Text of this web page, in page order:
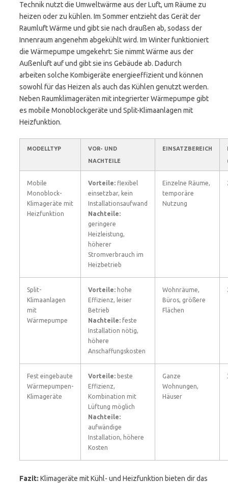
Technik nutzt die Umweltwärme aus der Luft, um Räume zu
heizen oder zu kühlen. Im Sommer entzieht das Gerät der
Raumluft Wärme und gibt sie nach draußen ab, sodass der
Innenraum angenehm abgekühlt wird. Im Winter funktioniert
die Wärmepumpe umgekehrt: Sie nimmt Wärme aus der
Außenluft auf und gibt sie ins Gebäude ab. Dadurch
arbeiten solche Kombigeräte energieeffizient und können
sowohl für das Heizen als auch das Kühlen genutzt werden.
Neben Raumklimageräten mit integrierter Wärmepumpe gibt
es mobile Monoblockgeräte und Split-Klimaanlagen mit
Heizfunktion.
MODELLTYP
VOR- UND
NACHTEILE
EINSATZBEREICH
Mobile
Monoblock-
Klimageräte mit
Heizfunktion
Vorteile: flexibel
einsetzbar, kein
Installationsaufwand
Nachteile:
geringere
Heizleistung,
höherer
Stromverbrauch im
Heizbetrieb
Einzelne Räume,
temporäre
Nutzung
Split-
Klimaanlagen
mit
Wärmepumpe
Vorteile: hohe
Effizienz, leiser
Betrieb
Nachteile: feste
Installation nötig,
höhere
Anschaffungskosten
Wohnräume,
Büros, größere
Flächen
Fest eingebaute
Wärmepumpen-
Klimageräte
Vorteile: beste
Effizienz,
Kombination mit
Lüftung möglich
Nachteile:
aufwändige
Installation, höhere
Kosten
Ganze
Wohnungen,
Häuser
Fazit: Klimageräte mit Kühl- und Heizfunktion bieten dir das